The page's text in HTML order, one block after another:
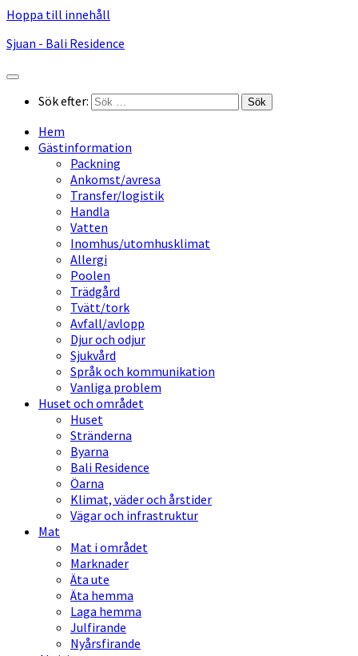
Hoppa till innehåll
Sjuan - Bali Residence
Sök efter:
Hem
Gästinformation
Packning
Ankomst/avresa
Transfer/logistik
Handla
Vatten
Inomhus/utomhusklimat
Allergi
Poolen
Trädgård
Tvätt/tork
Avfall/avlopp
Djur och odjur
Sjukvård
Språk och kommunikation
Vanliga problem
Huset och området
Huset
Stränderna
Byarna
Bali Residence
Öarna
Klimat, väder och årstider
Vägar och infrastruktur
Mat
Mat i området
Marknader
Äta ute
Äta hemma
Laga hemma
Julfirande
Nyårsfirande